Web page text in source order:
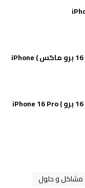
مواصفات وسعر ( ايفون 16 برو ماكس ) iPhone
مشاكل و حلول